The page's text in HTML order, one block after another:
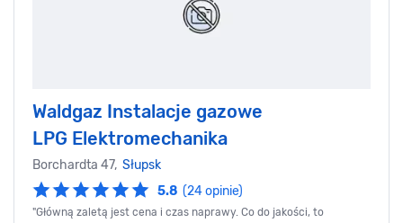
Waldgaz Instalacje gazowe
LPG Elektromechanika
Borchardta 47, Słupsk
5.8 (24 opinie)
"Główną zaletą jest cena i czas naprawy. Co do jakości, to